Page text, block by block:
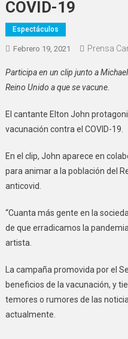
COVID-19
Espectáculos
Febrero 19, 2021 Prensa
Participa en un clip junto a
Reino Unido a que se vacune.
El cantante Elton John
vacunación contra el COVID-19.
En el clip, John aparece en
para animar a la población del
anticovid.
“Cuanta más gente en la
de que erradicamos la
artista.
La campaña promovida por el
beneficios de la vacunación, y
temores o rumores de las
actualmente.